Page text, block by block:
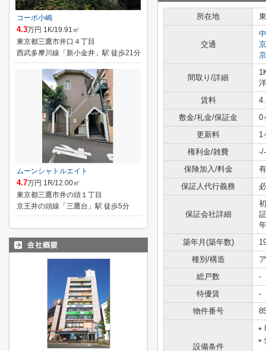
所在地
交通
間取り/詳細
賃料
敷金/礼金/保証金
0
更新料
1
権利金/雑費
-/-
保険加入/料金
保証人代行義務
保証会社詳細
築年月(築年数)
種別/構造
総戸数
-
特優賃
-
物件番号
設備条件
コーポ小嶋
4.3万円 1K/19.91㎡
東京都三鷹市井口４丁目
西武多摩川線「新小金井」駅 徒歩21分
ムーンシャトルエイト
4.7万円 1R/12.00㎡
東京都三鷹市井の頭１丁目
京王井の頭線「三鷹台」駅 徒歩5分